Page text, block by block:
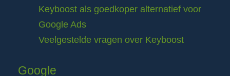
Keyboost als goedkoper alternatief voor
Google Ads
Veelgestelde vragen over Keyboost
Google